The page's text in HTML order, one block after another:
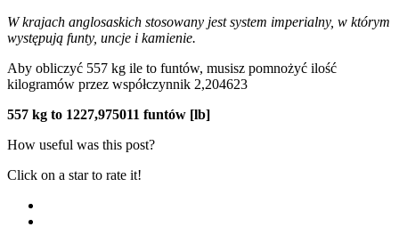
W krajach anglosaskich stosowany jest system imperialny, w którym
występują funty, uncje i kamienie.
Aby obliczyć 557 kg ile to funtów, musisz pomnożyć ilość
kilogramów przez współczynnik 2,204623
557 kg to 1227,975011 funtów [lb]
How useful was this post?
Click on a star to rate it!